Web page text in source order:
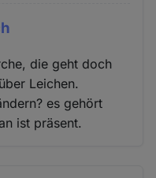
die geht doch
Leichen.
es gehört
ist präsent.